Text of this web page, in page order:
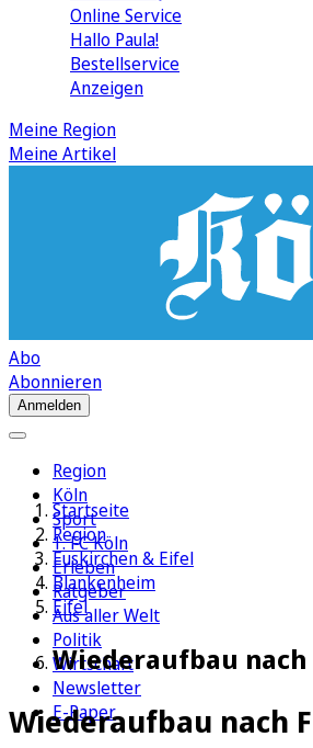
Online Service
Hallo Paula!
Bestellservice
Anzeigen
Meine Region
Meine Artikel
Abo
Abonnieren
Anmelden
Region
Köln
Sport
1. FC Köln
Erleben
Ratgeber
Aus aller Welt
Politik
Wirtschaft
Newsletter
E-Paper
Startseite
Region
Euskirchen & Eifel
Blankenheim
Eifel
Wiederaufbau
Wiederaufbau nach